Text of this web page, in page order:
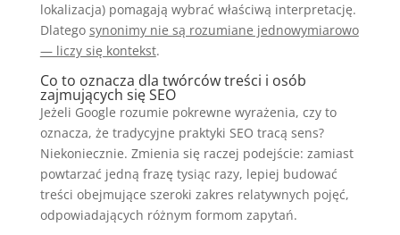
lokalizacja) pomagają wybrać właściwą interpretację.
Dlatego synonimy nie są rozumiane jednowymiarowo
— liczy się kontekst.
Co to oznacza dla twórców treści i osób
zajmujących się SEO
Jeżeli Google rozumie pokrewne wyrażenia, czy to
oznacza, że tradycyjne praktyki SEO tracą sens?
Niekoniecznie. Zmienia się raczej podejście: zamiast
powtarzać jedną frazę tysiąc razy, lepiej budować
treści obejmujące szeroki zakres relatywnych pojęć,
odpowiadających różnym formom zapytań.